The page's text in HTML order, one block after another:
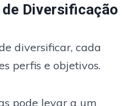
Diversificação
diversificar, cada
perfis e objetivos.
pode levar a um